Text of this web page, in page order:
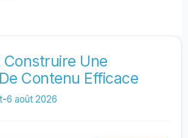
Une
Contenu Efficace
-6 août 2026